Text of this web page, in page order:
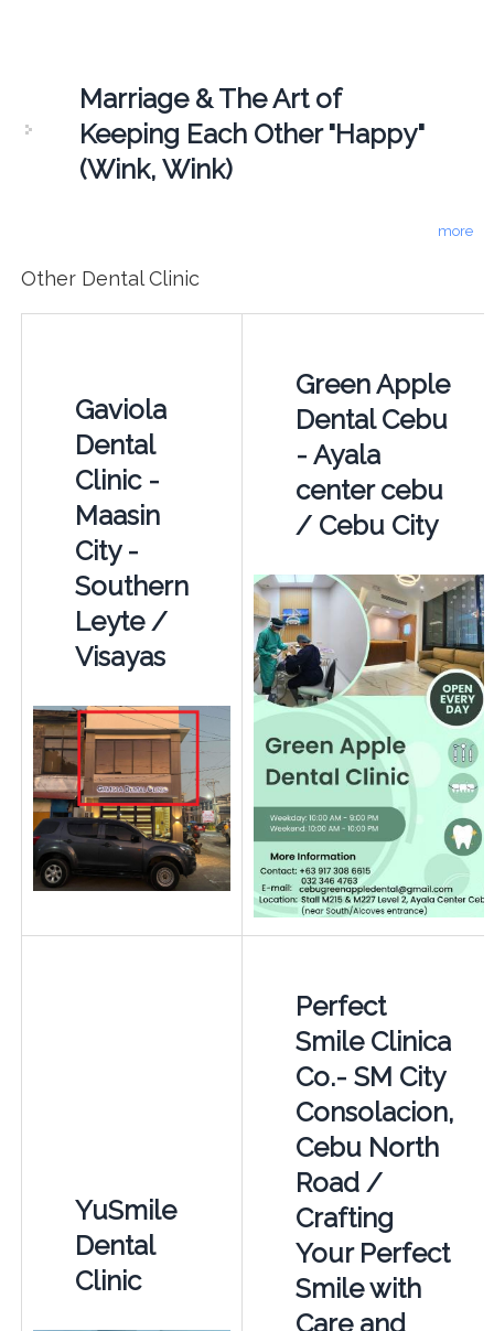
Marriage & The Art of
Keeping Each Other "Happy"
(Wink, Wink)
more
Other Dental Clinic
Gaviola
Dental
Clinic -
Maasin
City -
Southern
Leyte /
Visayas
Green Apple
Dental Cebu
- Ayala
center cebu
/ Cebu City
YuSmile
Dental
Clinic
Perfect
Smile Clinica
Co.- SM City
Consolacion,
Cebu North
Road /
Crafting
Your Perfect
Smile with
Care and